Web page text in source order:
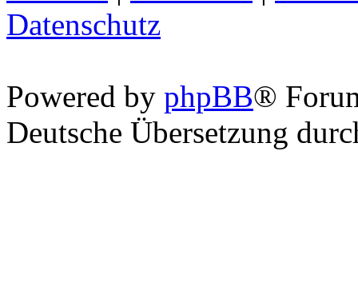
Datenschutz
Powered by phpBB®
Deutsche Übersetzung